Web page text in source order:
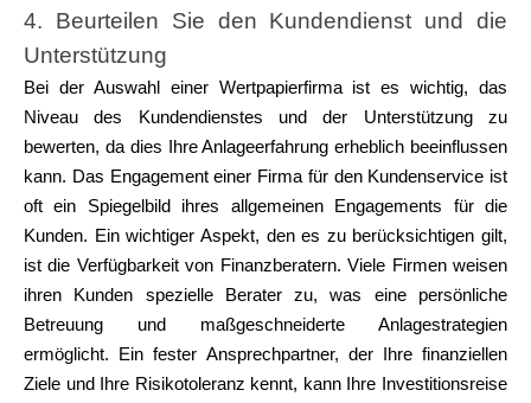
4. Beurteilen Sie den Kundendienst und die
Unterstützung
Bei der Auswahl einer Wertpapierfirma ist es wichtig, das
Niveau des Kundendienstes und der Unterstützung zu
bewerten, da dies Ihre Anlageerfahrung erheblich beeinflussen
kann. Das Engagement einer Firma für den Kundenservice ist
oft ein Spiegelbild ihres allgemeinen Engagements für die
Kunden. Ein wichtiger Aspekt, den es zu berücksichtigen gilt,
ist die Verfügbarkeit von Finanzberatern. Viele Firmen weisen
ihren Kunden spezielle Berater zu, was eine persönliche
Betreuung und maßgeschneiderte Anlagestrategien
ermöglicht. Ein fester Ansprechpartner, der Ihre finanziellen
Ziele und Ihre Risikotoleranz kennt, kann Ihre Investitionsreise